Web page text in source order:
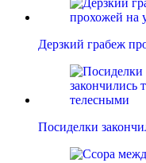
Дерзкий грабеж
Посиделки